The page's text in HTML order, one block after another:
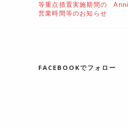
等重点措置実施期間の
営業時間等のお知らせ
FACEBOOKでフォロー